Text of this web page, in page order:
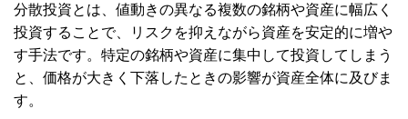
分散投資とは、値動きの異なる複数の銘柄や資産に幅広く
投資することで、リスクを抑えながら資産を安定的に増や
す手法です。特定の銘柄や資産に集中して投資してしまう
と、価格が大きく下落したときの影響が資産全体に及びま
す。